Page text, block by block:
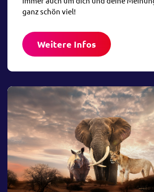
ganz schön viel!
Weitere Infos